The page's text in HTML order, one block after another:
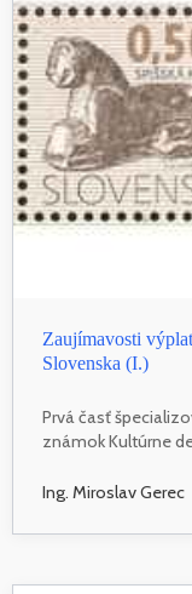
Zaujímavosti
Slovenska (I.)
Prvá časť
známok Kultúrne
Ing. Miroslav Gerec